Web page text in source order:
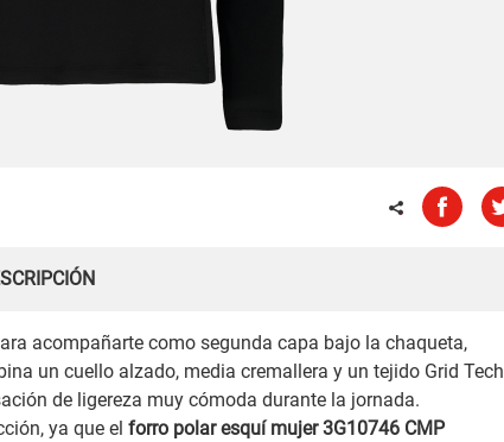
acompañarte como segunda capa bajo la chaqueta,
un cuello alzado, media cremallera y un tejido Grid Tech
de ligereza muy cómoda durante la jornada.
ya que elforro polar esquí mujer 3G10746 CMP